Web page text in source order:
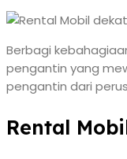
Berbagi
pengantin yang
pengantin dari
Rental